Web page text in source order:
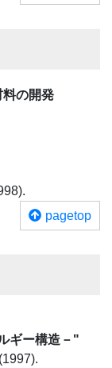
の開発
pagetop
ギー構造－"